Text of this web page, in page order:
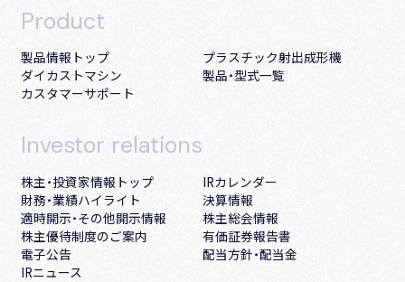
Product
製品情報トップ
プラスチック射出成形機
ダイカストマシン
製品・型式一覧
カスタマーサポート
Investor relations
株主・投資家情報トップ
IRカレンダー
財務・業績ハイライト
決算情報
適時開示・その他開示情報
株主総会情報
株主優待制度のご案内
有価証券報告書
電子公告
配当方針・配当金
IRニュース